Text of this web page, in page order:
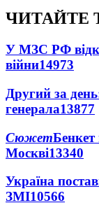
ЧИТАЙТЕ
У МЗС РФ
війни14973
Другий за
генерала13877
СюжетБенкет
Москві13340
Україна
ЗМІ10566